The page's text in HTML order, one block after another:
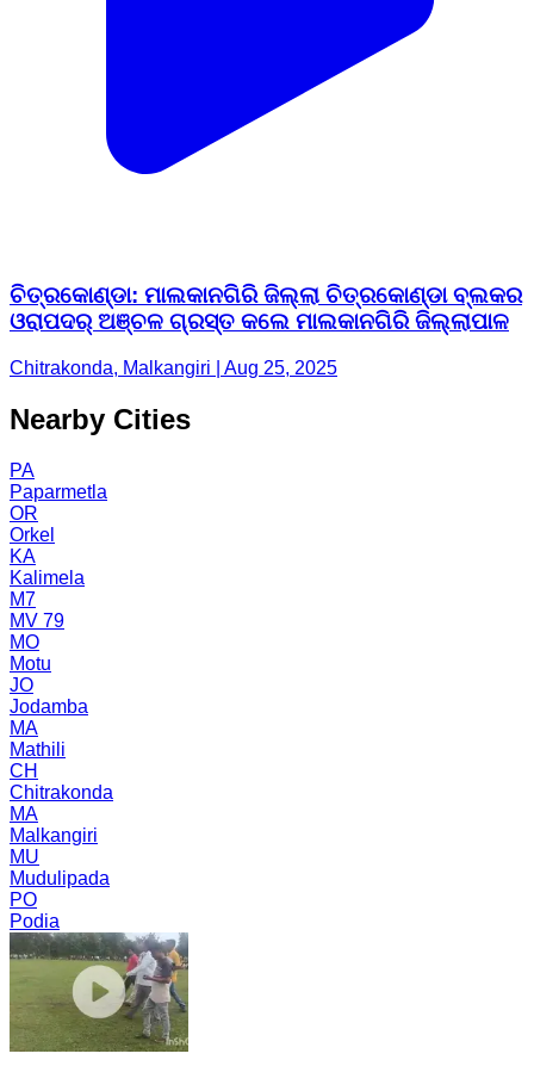
ଚିତ୍ରକୋଣ୍ଡା: ମାଲକାନଗିରି ଜିଲ୍ଲା ଚିତ୍ରକୋଣ୍ଡା ବ୍ଲକର
ଓରାପଦର୍ ଅଞ୍ଚଳ ଗ୍ରସ୍ତ କଲେ ମାଲକାନଗିରି ଜିଲ୍ଲାପାଳ
Chitrakonda, Malkangiri | Aug 25, 2025
Nearby Cities
PA
Paparmetla
OR
Orkel
KA
Kalimela
M7
MV 79
MO
Motu
JO
Jodamba
MA
Mathili
CH
Chitrakonda
MA
Malkangiri
MU
Mudulipada
PO
Podia